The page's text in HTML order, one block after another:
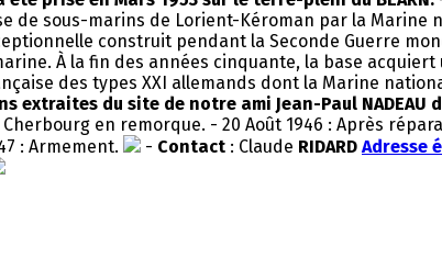
de sous-marins de Lorient-Kéroman par la
construit pendant la Seconde Guerre
À la fin des années cinquante, la base
des types XXI allemands dont la Marine
extraites du site de notre ami Jean-Paul
en remorque. - 20 Août 1946 : Après
: Armement.
- Contact : Claude RIDARD Adresse